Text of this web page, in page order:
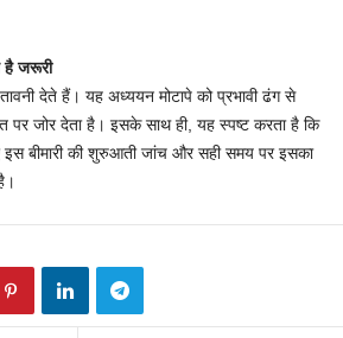
है जरूरी
देते हैं। यह अध्ययन मोटापे को प्रभावी ढंग से
जोर देता है। इसके साथ ही, यह स्पष्ट करता है कि
बीमारी की शुरुआती जांच और सही समय पर इसका